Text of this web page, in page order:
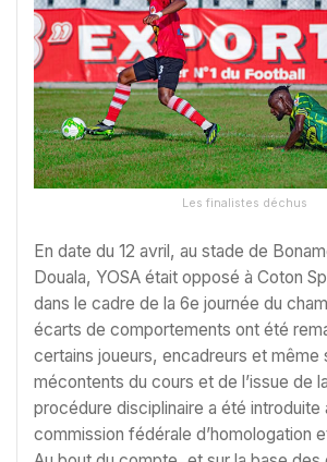
Les finalistes déchus
En date du 12 avril, au stade de
Douala, YOSA était opposé à Coton
dans le cadre de la 6e journée du
écarts de comportements ont été
certains joueurs, encadreurs et même
mécontents du cours et de l’issue de
procédure disciplinaire a été introduite
commission fédérale d’homologation